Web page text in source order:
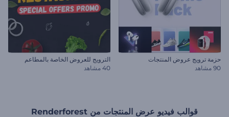
حزمة ترويج عروض المنتجات
90 مشاهد
الترويج للعروض الخاصة بالمطاعم
40 مشاهد
قوالب فيديو عرض المنتجات من Renderforest